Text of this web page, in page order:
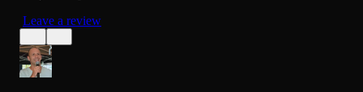
Leave a review